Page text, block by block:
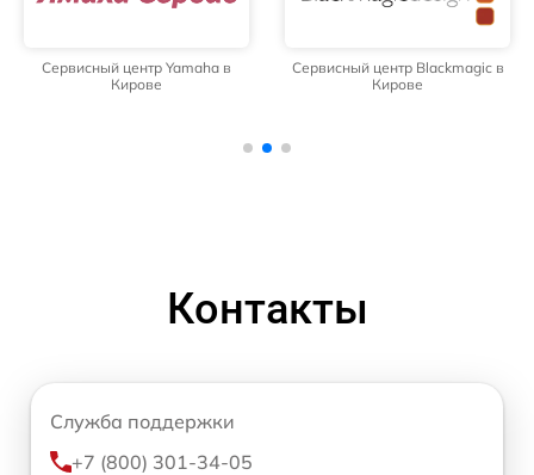
Сервисный центр Yamaha в
Кирове
Сервисный центр Blackmagic в
Кирове
Контакты
Служба поддержки
+7 (800) 301-34-05